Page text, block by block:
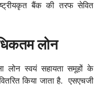
बैंक की तरफ सेवित
लोन
लोन स्वयं सहायता समूहों के
किया जाता है. एसएचजी